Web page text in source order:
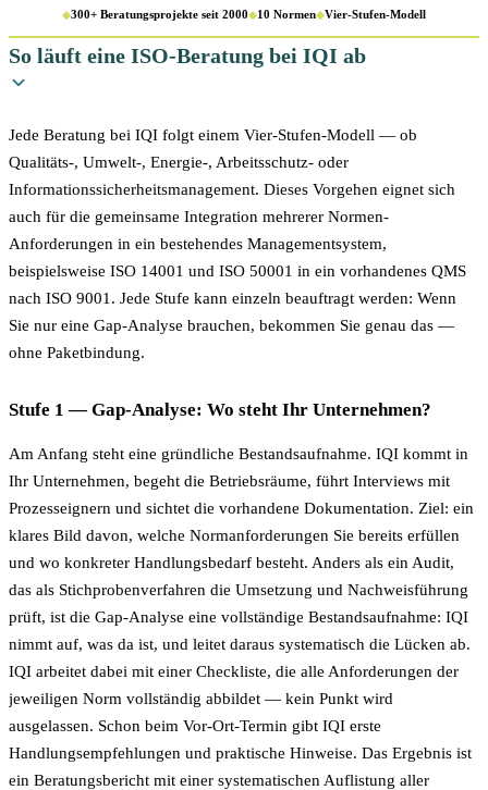
◆300+ Beratungsprojekte seit 2000◆10 Normen◆Vier-Stufen-Modell
So läuft eine ISO-Beratung bei IQI ab
Jede Beratung bei IQI folgt einem Vier-Stufen-Modell — ob
Qualitäts-, Umwelt-, Energie-, Arbeitsschutz- oder
Informationssicherheitsmanagement. Dieses Vorgehen eignet sich
auch für die gemeinsame Integration mehrerer Normen-
Anforderungen in ein bestehendes Managementsystem,
beispielsweise ISO 14001 und ISO 50001 in ein vorhandenes QMS
nach ISO 9001. Jede Stufe kann einzeln beauftragt werden: Wenn
Sie nur eine Gap-Analyse brauchen, bekommen Sie genau das —
ohne Paketbindung.
Stufe 1 — Gap-Analyse: Wo steht Ihr Unternehmen?
Am Anfang steht eine gründliche Bestandsaufnahme. IQI kommt in
Ihr Unternehmen, begeht die Betriebsräume, führt Interviews mit
Prozesseignern und sichtet die vorhandene Dokumentation. Ziel: ein
klares Bild davon, welche Normanforderungen Sie bereits erfüllen
und wo konkreter Handlungsbedarf besteht. Anders als ein Audit,
das als Stichprobenverfahren die Umsetzung und Nachweisführung
prüft, ist die Gap-Analyse eine vollständige Bestandsaufnahme: IQI
nimmt auf, was da ist, und leitet daraus systematisch die Lücken ab.
IQI arbeitet dabei mit einer Checkliste, die alle Anforderungen der
jeweiligen Norm vollständig abbildet — kein Punkt wird
ausgelassen. Schon beim Vor-Ort-Termin gibt IQI erste
Handlungsempfehlungen und praktische Hinweise. Das Ergebnis ist
ein Beratungsbericht mit einer systematischen Auflistung aller